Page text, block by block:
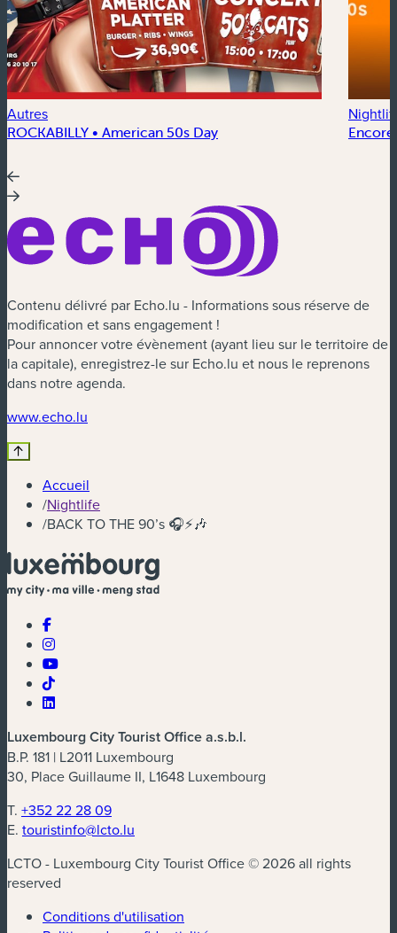
Autres
ROCKABILLY • American 50s Day
Contenu délivré par Echo.lu - Informations sous réserve de
modification et sans engagement !
Pour annoncer votre évènement (ayant lieu sur le territoire de
la capitale), enregistrez-le sur Echo.lu et nous le reprenons
dans notre agenda.
www.echo.lu
Accueil
/Nightlife
/BACK TO THE 90’s 🎧⚡️🎶
Luxembourg City Tourist Office a.s.b.l.
B.P. 181 | L2011 Luxembourg
30, Place Guillaume II, L1648 Luxembourg
T. +352 22 28 09
E. touristinfo@lcto.lu
LCTO - Luxembourg City Tourist Office © 2026 all rights
reserved
Conditions d'utilisation